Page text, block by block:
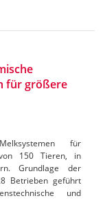
für größere
für
150 Tieren, in
Grundlage der
Betrieben geführt
und